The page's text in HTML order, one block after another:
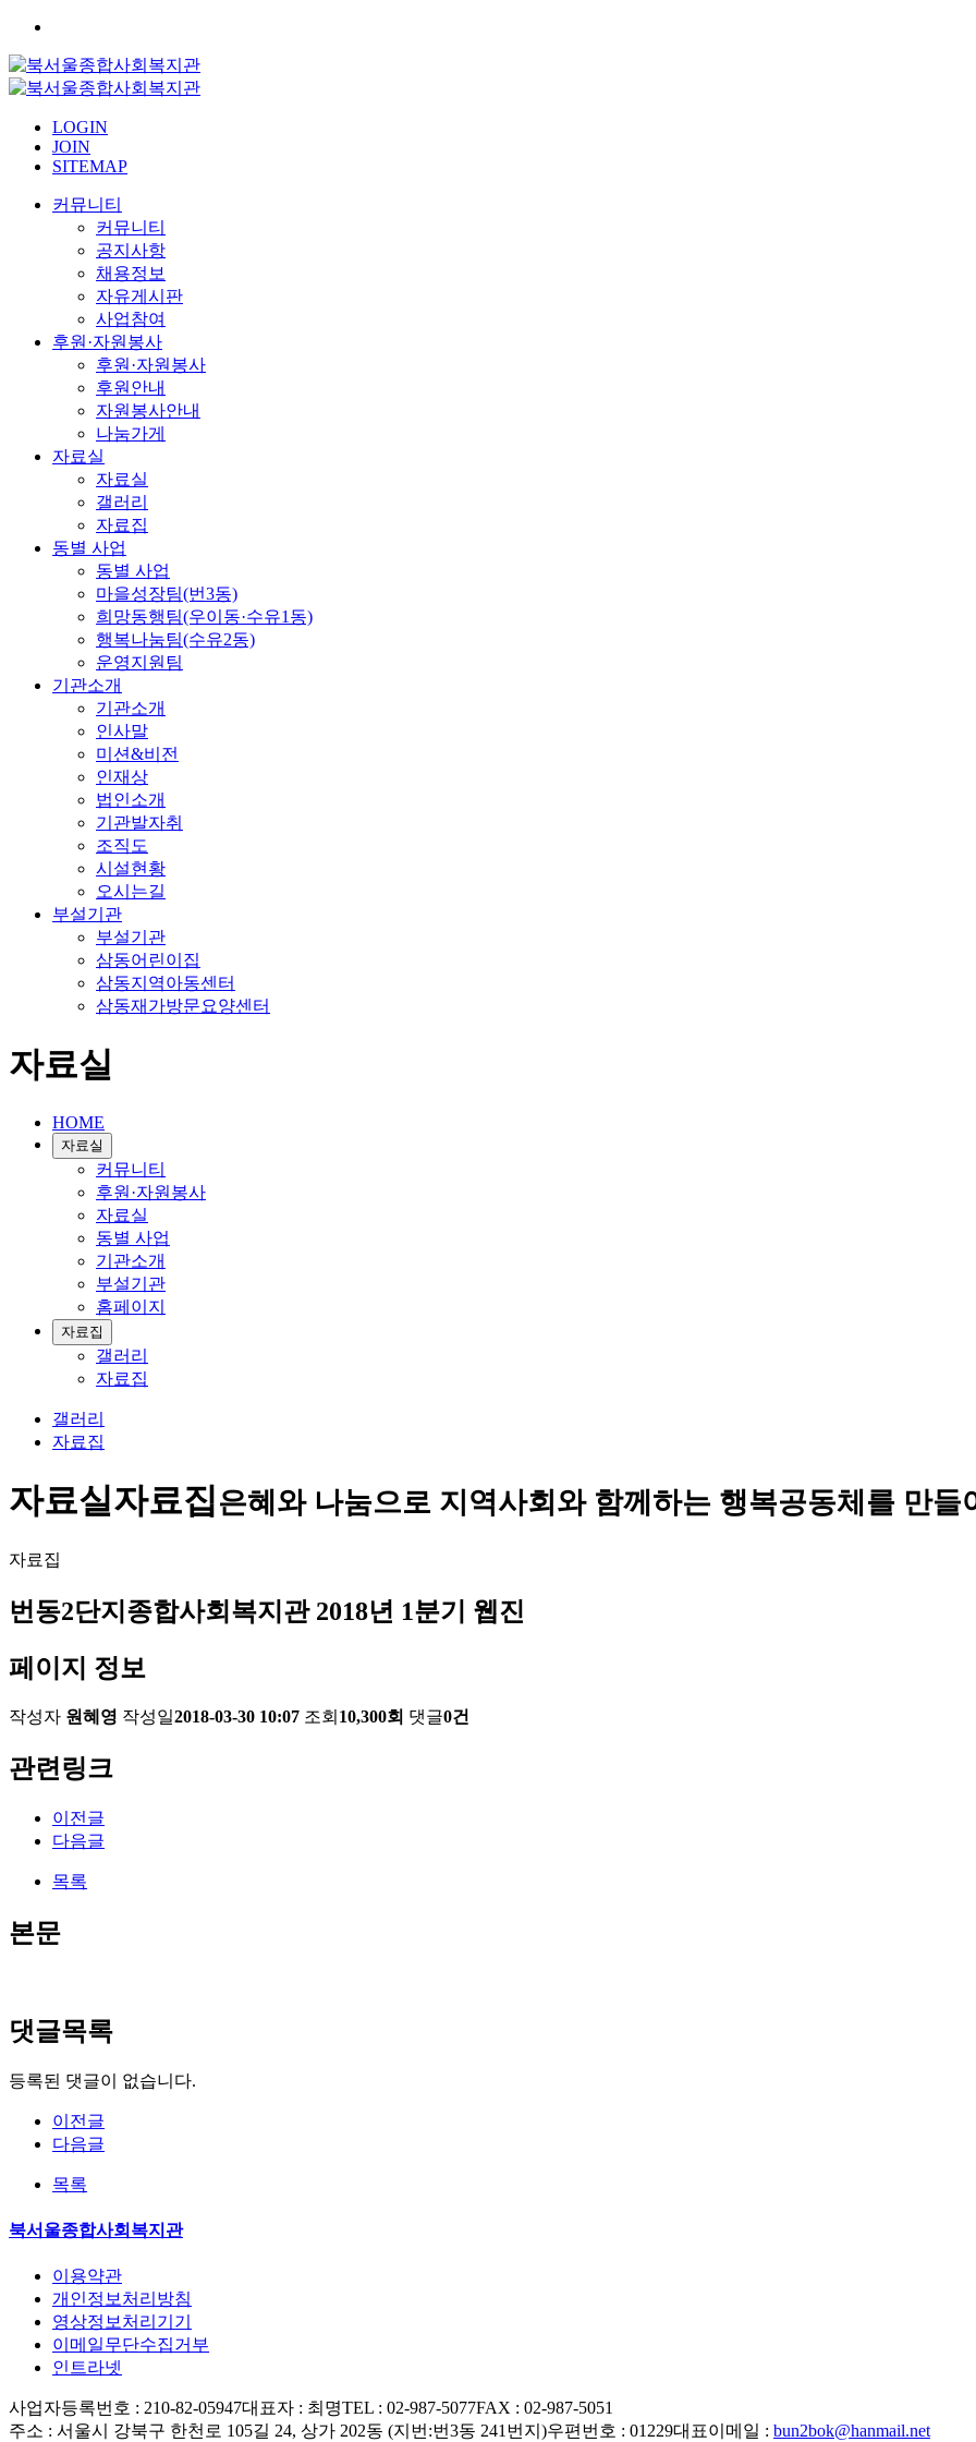
LOGIN
JOIN
SITEMAP
커뮤니티
커뮤니티
공지사항
채용정보
자유게시판
사업참여
후원·자원봉사
후원·자원봉사
후원안내
자원봉사안내
나눔가게
자료실
자료실
갤러리
자료집
동별 사업
동별 사업
마을성장팀(번3동)
희망동행팀(우이동·수유1동)
행복나눔팀(수유2동)
운영지원팀
기관소개
기관소개
인사말
미션&비전
인재상
법인소개
기관발자취
조직도
시설현황
오시는길
부설기관
부설기관
삼동어린이집
삼동지역아동센터
삼동재가방문요양센터
자료실
HOME
자료실
커뮤니티
후원·자원봉사
자료실
동별 사업
기관소개
부설기관
홈페이지
자료집
갤러리
자료집
갤러리
자료집
자료실자료집은혜와 나눔으로 지역사회와 함께하는 행복공동체를 만들
자료집
번동2단지종합사회복지관 2018년 1분기 웹진
페이지 정보
작성자 원혜영 작성일2018-03-30 10:07 조회 10,300회 댓글0건
관련링크
이전글
다음글
목록
본문
댓글목록
등록된 댓글이 없습니다.
이전글
다음글
목록
북서울종합사회복지관
이용약관
개인정보처리방침
영상정보처리기기
이메일무단수집거부
인트라넷
사업자등록번호 : 210-82-05947대표자 : 최명TEL : 02-987-5077FAX : 02-987-5051
주소 : 서울시 강북구 한천로 105길 24, 상가 202동 (지번:번3동 241번지)우편번호 : 01229대표이메일 : bun2bok@hanmail.net